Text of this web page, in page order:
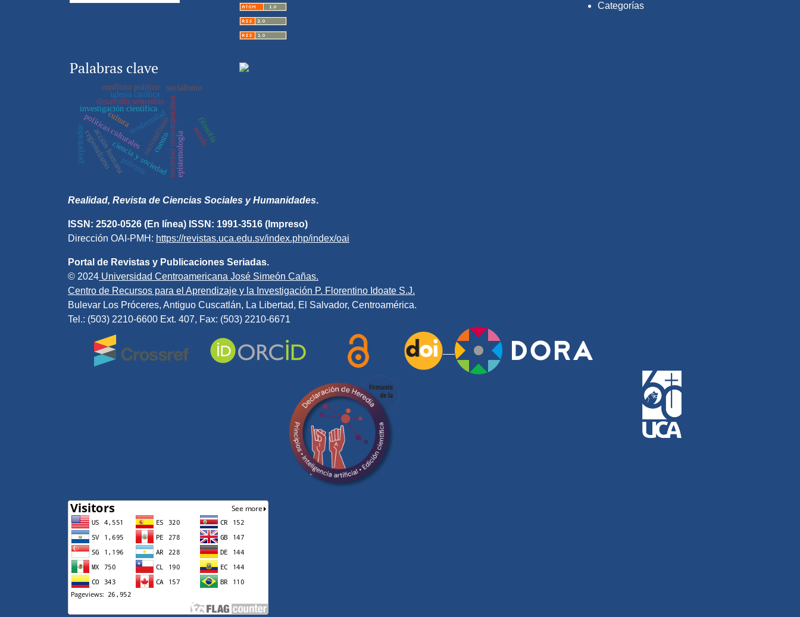
Categorías
Palabras clave
racionalismo
modernidad
investigación científica
ciencia y sociedadsociedad contemporánea
acción humana
desarrollo sostenible
cultura
políticas culturales
regionalismo cuento estado
pobreza
iglesia católica
conflicto político socialismo
filosofía
epistemología
perpetrador
Realidad, Revista de Ciencias Sociales y Humanidades.
ISSN: 2520-0526 (En línea) ISSN: 1991-3516 (Impreso)
Dirección OAI-PMH: https://revistas.uca.edu.sv/index.php/index/oai
Portal de Revistas y Publicaciones Seriadas.
© 2024 Universidad Centroamericana José Simeón Cañas.
Centro de Recursos para el Aprendizaje y la Investigación P. Florentino Idoate S.J.
Bulevar Los Próceres, Antiguo Cuscatlán, La Libertad, El Salvador, Centroamérica.
Tel.: (503) 2210-6600 Ext. 407, Fax: (503) 2210-6671